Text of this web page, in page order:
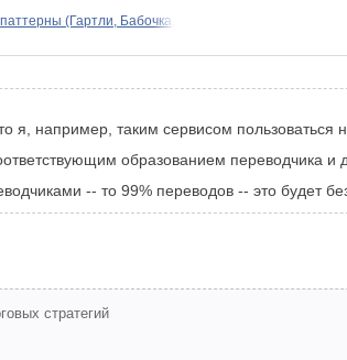
(Гартли, Бабочка,
я, например, таким сервисом пользоваться
образованием переводчика
-- то 99% переводов -- это будет
стратегий